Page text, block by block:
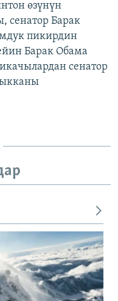
өзүнүн
сенатор Барак
пикирдин
Барак Обама
сенатор